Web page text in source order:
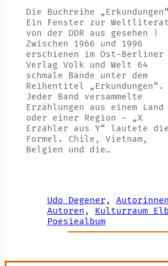
Die Buchreihe
Ein Fenster zur
von der DDR aus gesehen |
Zwischen 1966 und 1996
erschienen im Ost-Berliner
Verlag Volk und Welt 64
schmale Bände unter dem
Reihentitel „Erkundungen“.
Jeder Band versammelte
Erzählungen aus einem Land
oder einer Region – „X
Erzähler aus Y“ lautete die
Formel. Chile, Vietnam,
Belgien und die…
Udo Degener ,
Autoren , Kulturraum
Poesiealbum